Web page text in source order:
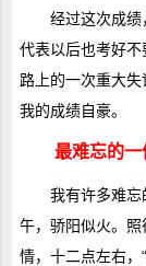
经过这次成
代表以后也考好
路上的一次重大
我的成绩自豪。
最难忘的
我有许多难
午，骄阳似火。
情，十二点左右，